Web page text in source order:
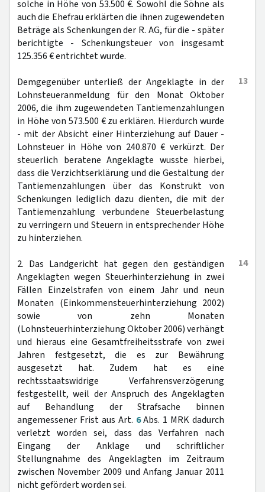
solche in Höhe von 53.500 €. Sowohl die Söhne als
auch die Ehefrau erklärten die ihnen zugewendeten
Beträge als Schenkungen der R. AG, für die - später
berichtigte - Schenkungsteuer von insgesamt
125.356 € entrichtet wurde.
13
Demgegenüber unterließ der Angeklagte in der
Lohnsteueranmeldung für den Monat Oktober
2006, die ihm zugewendeten Tantiemenzahlungen
in Höhe von 573.500 € zu erklären. Hierdurch wurde
- mit der Absicht einer Hinterziehung auf Dauer -
Lohnsteuer in Höhe von 240.870 € verkürzt. Der
steuerlich beratene Angeklagte wusste hierbei,
dass die Verzichtserklärung und die Gestaltung der
Tantiemenzahlungen über das Konstrukt von
Schenkungen lediglich dazu dienten, die mit der
Tantiemenzahlung verbundene Steuerbelastung
zu verringern und Steuern in entsprechender Höhe
zu hinterziehen.
14
2. Das Landgericht hat gegen den geständigen
Angeklagten wegen Steuerhinterziehung in zwei
Fällen Einzelstrafen von einem Jahr und neun
Monaten (Einkommensteuerhinterziehung 2002)
sowie von zehn Monaten
(Lohnsteuerhinterziehung Oktober 2006) verhängt
und hieraus eine Gesamtfreiheitsstrafe von zwei
Jahren festgesetzt, die es zur Bewährung
ausgesetzt hat. Zudem hat es eine
rechtsstaatswidrige Verfahrensverzögerung
festgestellt, weil der Anspruch des Angeklagten
auf Behandlung der Strafsache binnen
angemessener Frist aus Art. 6Abs. 1 MRK dadurch
verletzt worden sei, dass das Verfahren nach
Eingang der Anklage und schriftlicher
Stellungnahme des Angeklagten im Zeitraum
zwischen November 2009 und Anfang Januar 2011
nicht gefördert worden sei.